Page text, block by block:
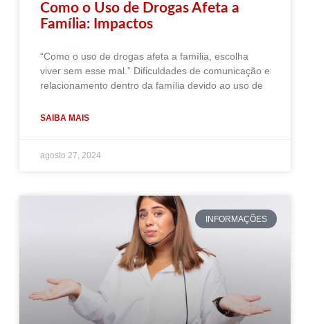
Como o Uso de Drogas Afeta a
Família: Impactos
“Como o uso de drogas afeta a família, escolha
viver sem esse mal.” Dificuldades de comunicação e
relacionamento dentro da família devido ao uso de
SAIBA MAIS
agosto 27, 2024
INFORMAÇÕES